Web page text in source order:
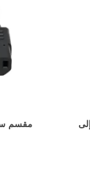
سلك الطاقة المخصص للمصنع الأسود هو 1293 إلى